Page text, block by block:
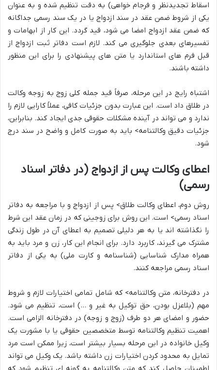
اسقاط تجدیدنظر و فرجام خواهی) به دقت تنظیم شده و به عنوان
یکی از شروط ضمن عقد در سند ازدواج یا در یک سند رسمی جداگانه
که ضمن عقد ازدواج امضا می شود، قید گردد. این کار از ابهامات و
تفسیرهای بعدی جلوگیری می کند. لازم است دفاتر ثبت ازدواج از
قبل فرم های استاندارد یا متن های پیشنهادی را برای این منظور
داشته باشند.
اشتباه رایج در این مرحله، صرفاً قید جمله کلی زوج به زوجه وکالت
در طلاق داد است. این عبارت بدون جزئیات کافی، عملاً کارایی لازم را
ندارد و می تواند در آینده مشکلات حقوقی جدی ایجاد کند. بنابراین،
جزئیات دقیق وکالتنامه> باید به صورت کامل و واضح در سند درج
شود.
اعطای وکالت پس از ازدواج (در دفاتر اسناد
رسمی)
روش دوم، اعطای وکالت طلاق> پس از ازدواج و با مراجعه به دفاتر
اسناد رسمی> است. این روش برای زوجینی که در زمان عقد این شرط
را نگذاشته اند یا به هر دلیلی تصمیم به اعطای آن در طول زندگی
مشترک می گیرند، کاربرد دارد. برای انجام این کار، زن و مرد باید به
همراه مدارک شناسایی (شناسنامه و کارت ملی) به یکی از دفاتر
اسناد رسمی مراجعه کنند.
در دفترخانه، متن وکالتنامه> که شامل تمامی اختیارات لازم و شروط
مهم (بلاعزل بودن، حق توکیل به غیر و …) است، تنظیم می شود.
حضور و امضای هر دو طرف (زوج و زوجه) در دفترخانه الزامی است.
اهمیت تنظیم وکالتنامه توسط متخصصین حقوقی یا با مشورت یک
وکیل خانواده در این مرحله بسیار بیشتر است، زیرا ممکن است مرد
تمایل به محدود کردن اختیارات زن داشته باشد. یک وکیل می تواند